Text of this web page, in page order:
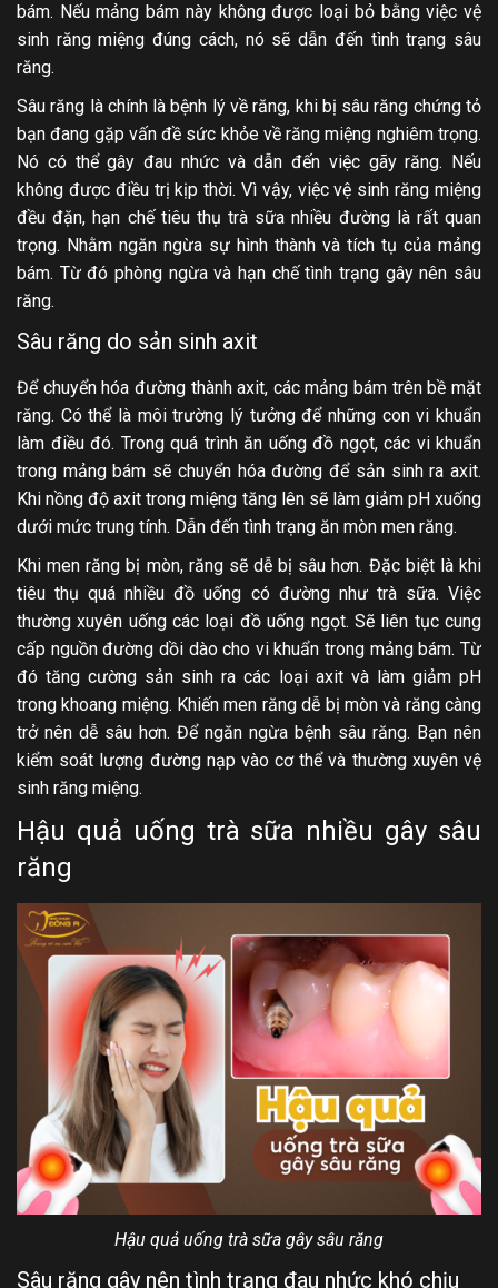
bám. Nếu mảng bám này không được loại bỏ bằng việc vệ
sinh răng miệng đúng cách, nó sẽ dẫn đến tình trạng sâu
răng.
Sâu răng là chính là bệnh lý về răng, khi bị sâu răng chứng tỏ
bạn đang gặp vấn đề sức khỏe về răng miệng nghiêm trọng.
Nó có thể gây đau nhức và dẫn đến việc gãy răng. Nếu
không được điều trị kịp thời. Vì vậy, việc vệ sinh răng miệng
đều đặn, hạn chế tiêu thụ trà sữa nhiều đường là rất quan
trọng. Nhằm ngăn ngừa sự hình thành và tích tụ của mảng
bám. Từ đó phòng ngừa và hạn chế tình trạng gây nên sâu
răng.
Sâu răng do sản sinh axit
Để chuyển hóa đường thành axit, các mảng bám trên bề mặt
răng. Có thể là môi trường lý tưởng để những con vi khuẩn
làm điều đó. Trong quá trình ăn uống đồ ngọt, các vi khuẩn
trong mảng bám sẽ chuyển hóa đường để sản sinh ra axit.
Khi nồng độ axit trong miệng tăng lên sẽ làm giảm pH xuống
dưới mức trung tính. Dẫn đến tình trạng ăn mòn men răng.
Khi men răng bị mòn, răng sẽ dễ bị sâu hơn. Đặc biệt là khi
tiêu thụ quá nhiều đồ uống có đường như trà sữa. Việc
thường xuyên uống các loại đồ uống ngọt. Sẽ liên tục cung
cấp nguồn đường dồi dào cho vi khuẩn trong mảng bám. Từ
đó tăng cường sản sinh ra các loại axit và làm giảm pH
trong khoang miệng. Khiến men răng dễ bị mòn và răng càng
trở nên dễ sâu hơn. Để ngăn ngừa bệnh sâu răng. Bạn nên
kiểm soát lượng đường nạp vào cơ thể và thường xuyên vệ
sinh răng miệng.
Hậu quả uống trà sữa nhiều gây sâu
răng
Hậu quả uống trà sữa gây sâu răng
Sâu răng gây nên tình trạng đau nhức khó chịu